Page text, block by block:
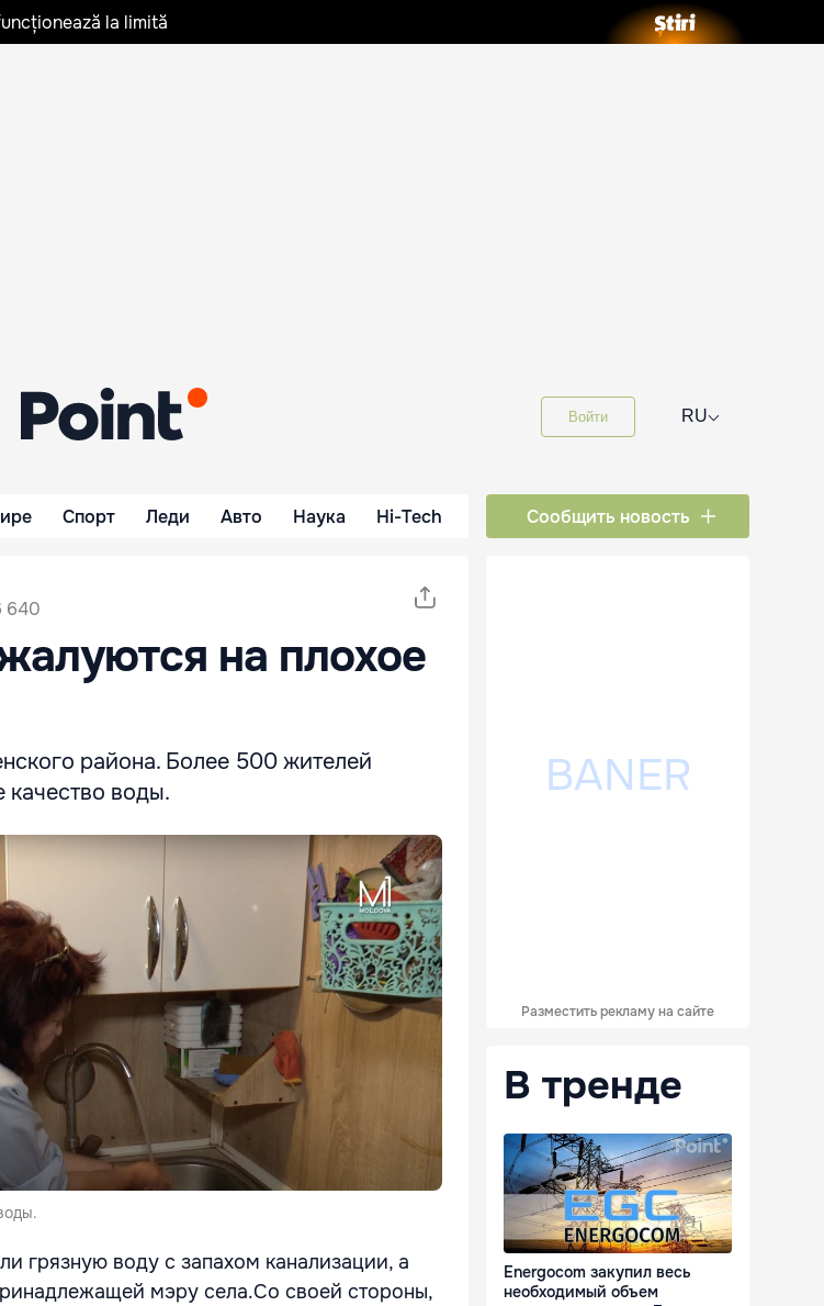
la limită
Войти RU⌵
Спорт Леди Авто Наука Hi-Tech Сообщить новость
640
на плохое
района. Более 500 жителей
воды.
грязную воду с запахом канализации, а
мэру села.Со своей стороны,
Разместить рекламу на сайте
В тренде
Energocom закупил весь
необходимый объем